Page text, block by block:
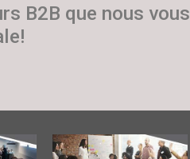
B2B que nous vous